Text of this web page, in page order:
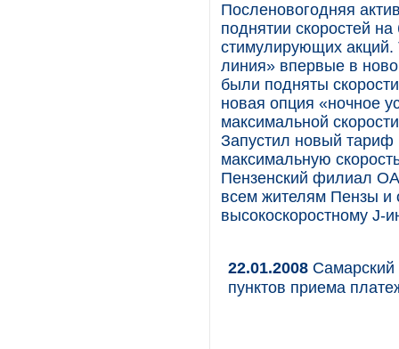
Посленовогодняя
поднятии скоростей
стимулирующих
линия» впервые в
были подняты
новая опция «ночное
максимальной
Запустил новый
максимальную
Пензенский филиал
всем жителям Пензы и
высокоскоростному J-
22.01.2008
пунктов приема